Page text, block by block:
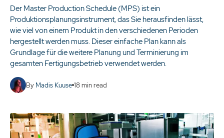
Der Master Production Schedule (MPS) ist ein
Produktionsplanungsinstrument, das Sie herausfinden lässt,
wie viel von einem Produkt in den verschiedenen Perioden
hergestellt werden muss. Dieser einfache Plan kann als
Grundlage für die weitere Planung und Terminierung im
gesamten Fertigungsbetrieb verwendet werden.
By Madis Kuuse 18min read